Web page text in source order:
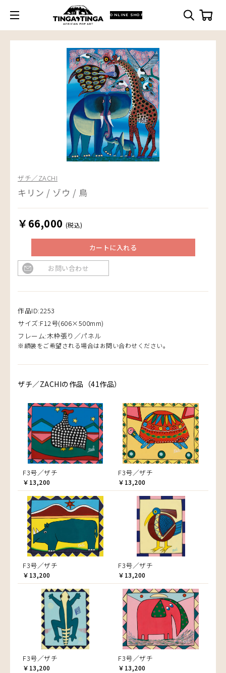
ONLINE SHOP
ザチ／ZACHI
キリン / ゾウ / 鳥
￥66,000 (税込)
カートに入れる
お問い合わせ
作品ID:2253
サイズ:F12号(606×500mm)
フレーム:木枠張り／パネル
※額装をご希望される場合はお問い合わせください。
ザチ／ZACHIの作品（41作品）
F3号／ザチ
￥13,200
F3号／ザチ
￥13,200
F3号／ザチ
￥13,200
F3号／ザチ
￥13,200
F3号／ザチ
￥13,200
F3号／ザチ
￥13,200